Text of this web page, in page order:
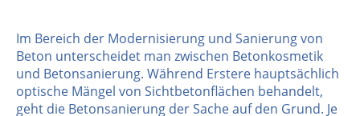
Im Bereich der Modernisierung und Sanierung von
Beton unterscheidet man zwischen Betonkosmetik
und Betonsanierung. Während Erstere hauptsächlich
optische Mängel von Sichtbetonflächen behandelt,
geht die Betonsanierung der Sache auf den Grund. Je